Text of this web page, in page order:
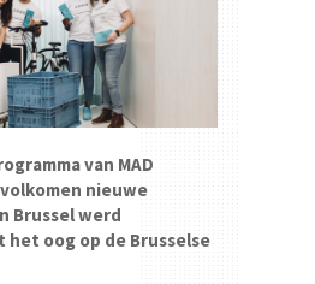
van MAD
nieuwe
Brussel werd
oog op de Brusselse